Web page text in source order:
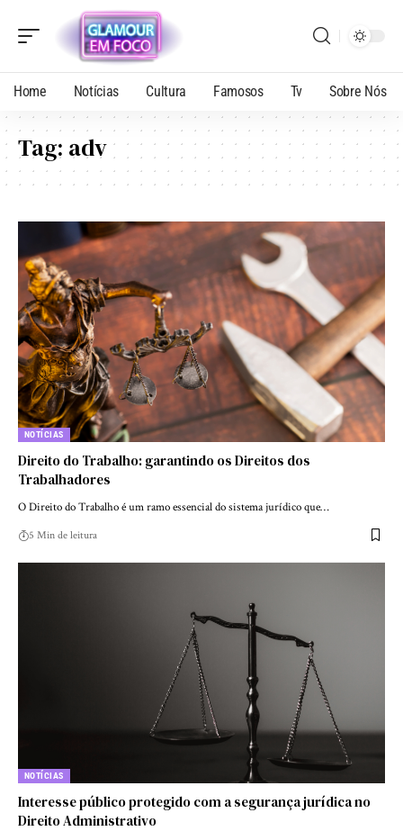
Home Notícias Cultura Famosos Tv Sobre Nós
Tag: adv
NOTÍCIAS
Direito do Trabalho: garantindo os Direitos dos
Trabalhadores
O Direito do Trabalho é um ramo essencial do sistema jurídico que…
5 Min de leitura
NOTÍCIAS
Interesse público protegido com a segurança jurídica no
Direito Administrativo